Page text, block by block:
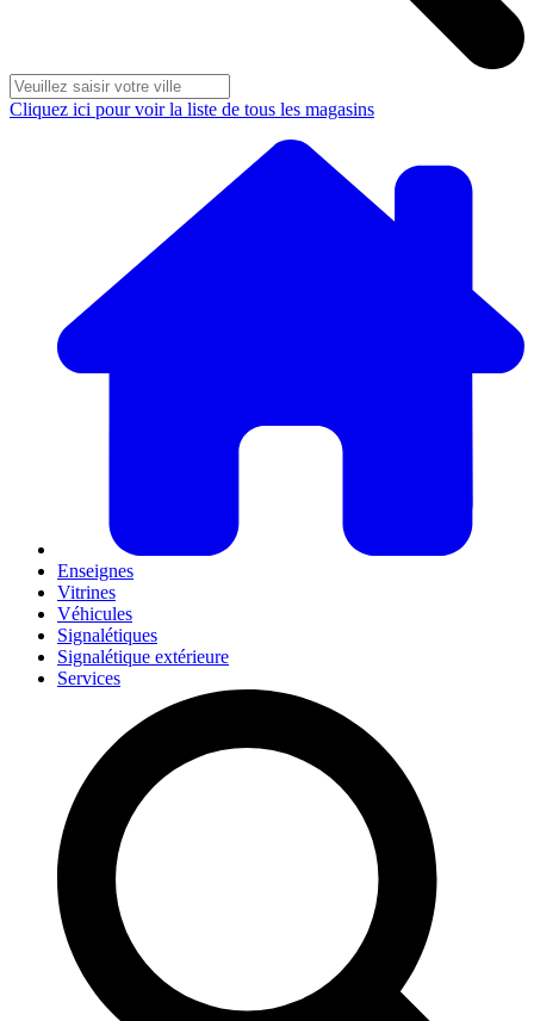
Cliquez ici pour voir la liste de tous les magasins
Enseignes
Vitrines
Véhicules
Signalétiques
Signalétique extérieure
Services